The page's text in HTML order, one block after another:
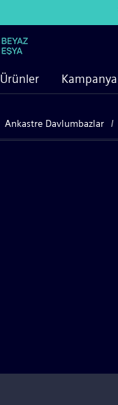
Ürünler
Ankastre Davlumbazlar